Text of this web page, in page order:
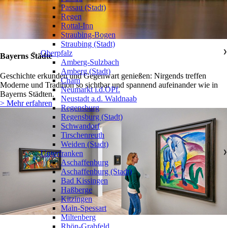
Bayerns Städte
Geschichte erkunden und Gegenwart genießen: Nirgends treffen
Moderne und Tradition so sichtbar und spannend aufeinander wie in
Bayerns Städten.
> Mehr erfahren
Passau (Stadt)
Regen
Rottal-Inn
Straubing-Bogen
Straubing (Stadt)
Oberpfalz
❯
Amberg-Sulzbach
Amberg (Stadt)
Cham
Neumarkt i.d.OPf.
Neustadt a.d. Waldnaab
Regensburg
Regensburg (Stadt)
Schwandorf
Tirschenreuth
Weiden (Stadt)
Unterfranken
❯
Aschaffenburg
Aschaffenburg (Stadt)
Bad Kissingen
Haßberge
Kitzingen
Main-Spessart
Miltenberg
Rhön-Grabfeld